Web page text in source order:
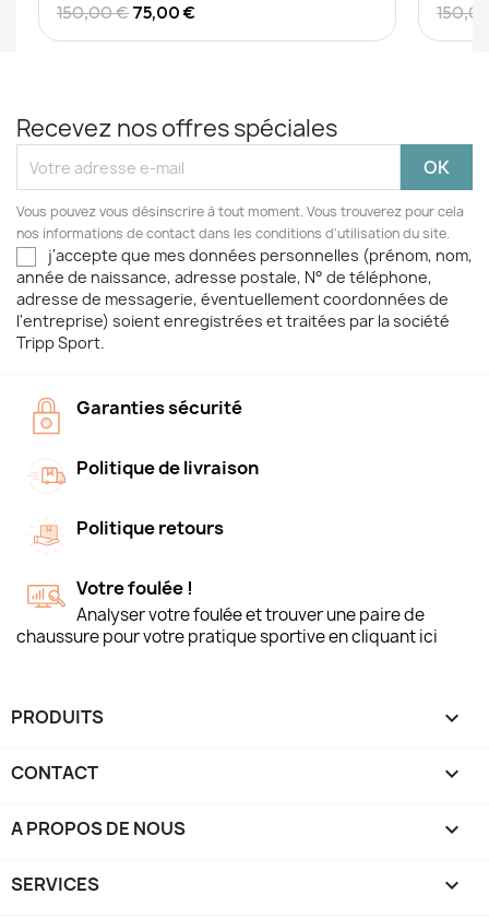
150,00 € 75,00 €
Recevez nos offres spéciales
Vous pouvez vous désinscrire à tout moment. Vous trouverez pour cela
nos informations de contact dans les conditions d'utilisation du site.
j'accepte que mes données personnelles (prénom, nom,
année de naissance, adresse postale, N° de téléphone,
adresse de messagerie, éventuellement coordonnées de
l'entreprise) soient enregistrées et traitées par la société
Tripp Sport.
Garanties sécurité
Politique de livraison
Politique retours
Votre foulée !
Analyser votre foulée et trouver une paire de
chaussure pour votre pratique sportive en cliquant ici
PRODUITS 
CONTACT 
A PROPOS DE NOUS 
SERVICES 